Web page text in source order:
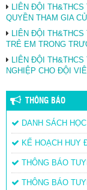
LIÊN ĐỘI TH&THCS
QUYỀN THAM GIA
LIÊN ĐỘI TH&THCS
TRẺ EM TRONG
LIÊN ĐỘI
NGHIỆP CHO ĐỘI
THÔNG BÁO
DANH SÁCH
KẾ HOẠCH HUY
THÔNG BÁO
THÔNG BÁO